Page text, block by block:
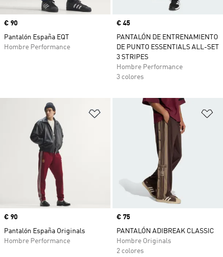
Precio
€ 90
Pantalón España EQT
Hombre Performance
Precio
€ 45
PANTALÓN DE ENTRENAMIENTO
DE PUNTO ESSENTIALS ALL-SET
3 STRIPES
Hombre Performance
3 colores
Añadir a la lista de deseos
Precio
€ 90
Pantalón España Originals
Hombre Performance
Precio
€ 75
PANTALÓN ADIBREAK CLASSIC
Hombre Originals
2 colores